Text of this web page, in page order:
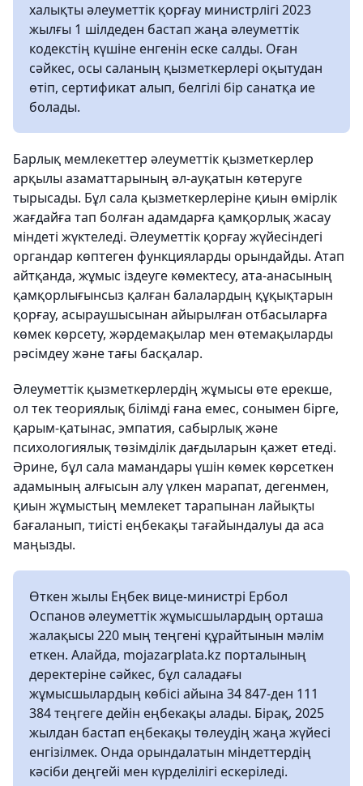
халықты әлеуметтік қорғау министрлігі 2023
жылғы 1 шілдеден бастап жаңа әлеуметтік
кодекстің күшіне енгенін еске салды. Оған
сәйкес, осы саланың қызметкерлері оқытудан
өтіп, сертификат алып, белгілі бір санатқа ие
болады.
Барлық мемлекеттер әлеуметтік қызметкерлер
арқылы азаматтарының әл-ауқатын көтеруге
тырысады. Бұл сала қызметкерлеріне қиын өмірлік
жағдайға тап болған адамдарға қамқорлық жасау
міндеті жүктеледі. Әлеуметтік қорғау жүйесіндегі
органдар көптеген функцияларды орындайды. Атап
айтқанда, жұмыс іздеуге көмектесу, ата-анасының
қамқорлығынсыз қалған балалардың құқықтарын
қорғау, асыраушысынан айырылған отбасыларға
көмек көрсету, жәрдемақылар мен өтемақыларды
рәсімдеу және тағы басқалар.
Әлеуметтік қызметкерлердің жұмысы өте ерекше,
ол тек теориялық білімді ғана емес, сонымен бірге,
қарым-қатынас, эмпатия, сабырлық және
психологиялық төзімділік дағдыларын қажет етеді.
Әрине, бұл сала мамандары үшін көмек көрсеткен
адамының алғысын алу үлкен марапат, дегенмен,
қиын жұмыстың мемлекет тарапынан лайықты
бағаланып, тиісті еңбекақы тағайындалуы да аса
маңызды.
Өткен жылы Еңбек вице-министрі Ербол
Оспанов әлеуметтік жұмысшылардың орташа
жалақысы 220 мың теңгені құрайтынын мәлім
еткен. Алайда, mojazarplata.kz порталының
деректеріне сәйкес, бұл саладағы
жұмысшылардың көбісі айына 34 847-ден 111
384 теңгеге дейін еңбекақы алады. Бірақ, 2025
жылдан бастап еңбекақы төлеудің жаңа жүйесі
енгізілмек. Онда орындалатын міндеттердің
кәсіби деңгейі мен күрделілігі ескеріледі.